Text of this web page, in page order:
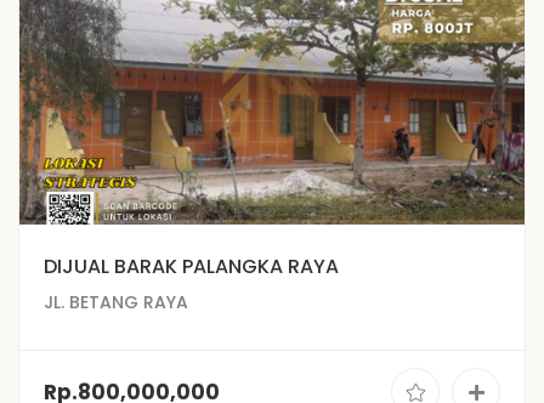
DIJUAL BARAK PALANGKA RAYA
JL. BETANG RAYA
Rp.800,000,000